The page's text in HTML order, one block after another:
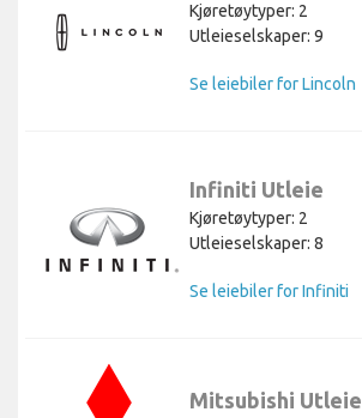
Kjøretøytyper: 2
Utleieselskaper: 9
Se leiebiler for Lincoln
Infiniti Utleie
Kjøretøytyper: 2
Utleieselskaper: 8
Se leiebiler for Infiniti
Mitsubishi Utleie